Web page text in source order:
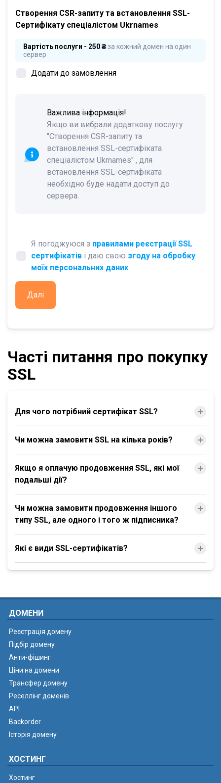
Створення CSR-запиту та встановлення SSL-
Сертифікату спеціалістом Ukrnames
Додати до замовлення
Вартість послуги - 250 ₴за кожний домен на один
сервер
Важлива інформація!
Якщо ви вибрали додаткову послугу
"Створення CSR-запиту та
встановлення SSL-сертифіката
спеціалістом Ukrnames" , для
встановлення SSL-сертифіката
необхідно буде надати доступ до
сервера.
Далі
Я погоджуюся з правилами реєстрації SSL
сертифікатів і даю свою згоду на обробку
моїх персональних даних
Часті питання про покупку
SSL
Для чого потрібний сертифікат SSL?
Чи можна замовити SSL на кілька років?
Якщо я оплачую продовження SSL, які мої
подальші дії?
Чи можна замовити продовження іншого
типу SSL, але одного і того ж підписника?
Які є види SSL-сертифікатів?
ДОМЕНИ
Реєстрація домену
Підбір домену
Анти-фішинг
Ціни на домени
Трансфер домену
Реселлінг доменів
API
Backorder
Історія домену
ХОСТИНГ
Хостинг